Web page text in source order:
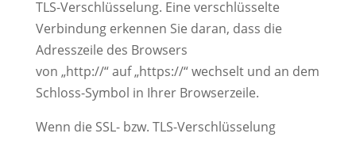
TLS-Verschlüsselung. Eine verschlüsselte
Verbindung erkennen Sie daran, dass die
Adresszeile des Browsers
von „http://“ auf „https://“ wechselt und an dem
Schloss-Symbol in Ihrer Browserzeile.
Wenn die SSL- bzw. TLS-Verschlüsselung